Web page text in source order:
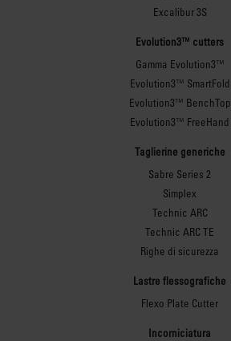
Excalibur 3S
Evolution3™ cutters
Gamma Evolution3™
Evolution3™ SmartFold
Evolution3™ BenchTop
Evolution3™ FreeHand
Taglierine generiche
Sabre Series 2
Simplex
Technic ARC
Technic ARC TE
Righe di sicurezza
Lastre flessografiche
Flexo Plate Cutter
Incorniciatura